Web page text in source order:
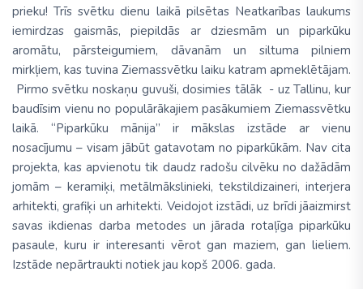
prieku! Trīs svētku dienu laikā pilsētas Neatkarības laukums
iemirdzas gaismās, piepildās ar dziesmām un piparkūku
aromātu, pārsteigumiem, dāvanām un siltuma pilniem
mirkļiem, kas tuvina Ziemassvētku laiku katram apmeklētājam.
Pirmo svētku noskaņu guvuši, dosimies tālāk - uz Tallinu, kur
baudīsim vienu no populārākajiem pasākumiem Ziemassvētku
laikā. “Piparkūku mānija” ir mākslas izstāde ar vienu
nosacījumu – visam jābūt gatavotam no piparkūkām. Nav cita
projekta, kas apvienotu tik daudz radošu cilvēku no dažādām
jomām – keramiķi, metālmākslinieki, tekstildizaineri, interjera
arhitekti, grafiķi un arhitekti. Veidojot izstādi, uz brīdi jāaizmirst
savas ikdienas darba metodes un jārada rotaļīga piparkūku
pasaule, kuru ir interesanti vērot gan maziem, gan lieliem.
Izstāde nepārtraukti notiek jau kopš 2006. gada.